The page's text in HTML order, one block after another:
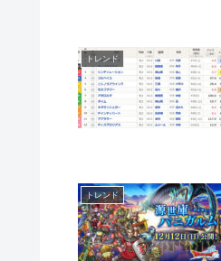
トレンド
トレンド